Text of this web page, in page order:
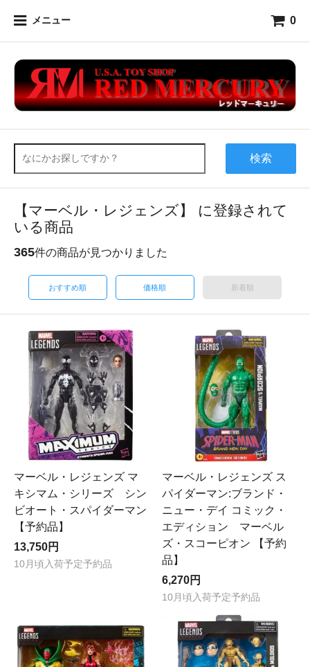
メニュー 0
検索
【マーベル・レジェンズ】 に登録されて
いる商品
365件の商品が見つかりました
おすすめ順 価格順 新着順
マーベル・レジェンズ マ
キシマム・シリーズ シン
ビオート・スパイダーマン
【予約品】
13,750円
10月頃入荷予定予約品
マーベル・レジェンズ ス
パイダーマン:ブランド・
ニュー・デイ コミック・
エディション マーベル
ズ・スコーピオン 【予約
品】
6,270円
10月頃入荷予定予約品